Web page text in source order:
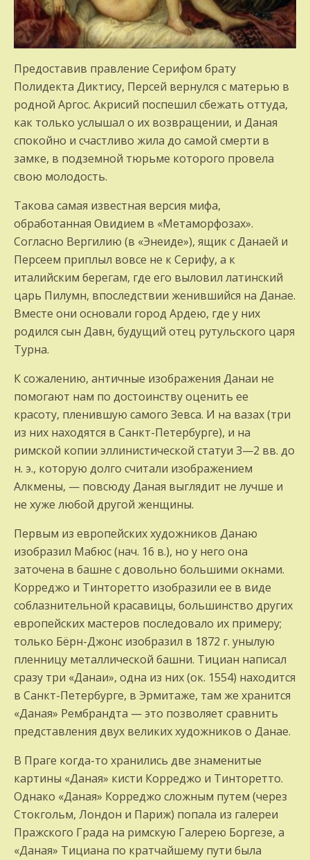
Предоставив правление Серифом брату
Полидекта Диктису, Персей вернулся с матерью в
родной Аргос. Акрисий поспешил сбежать оттуда,
как только услышал о их возвращении, и Даная
спокойно и счастливо жила до самой смерти в
замке, в подземной тюрьме которого провела
свою молодость.
Такова самая известная версия мифа,
обработанная Овидием в «Метаморфозах».
Согласно Вергилию (в «Энеиде»), ящик с Данаей и
Персеем приплыл вовсе не к Серифу, а к
италийским берегам, где его выловил латинский
царь Пилумн, впоследствии женившийся на Данае.
Вместе они основали город Ардею, где у них
родился сын Давн, будущий отец рутульского царя
Турна.
К сожалению, античные изображения Данаи не
помогают нам по достоинству оценить ее
красоту, пленившую самого Зевса. И на вазах (три
из них находятся в Санкт-Петербурге), и на
римской копии эллинистической статуи 3—2 вв. до
н. э., которую долго считали изображением
Алкмены, — повсюду Даная выглядит не лучше и
не хуже любой другой женщины.
Первым из европейских художников Данаю
изобразил Мабюс (нач. 16 в.), но у него она
заточена в башне с довольно большими окнами.
Корреджо и Тинторетто изобразили ее в виде
соблазнительной красавицы, большинство других
европейских мастеров последовало их примеру;
только Бёрн-Джонс изобразил в 1872 г. унылую
пленницу металлической башни. Тициан написал
сразу три «Данаи», одна из них (ок. 1554) находится
в Санкт-Петербурге, в Эрмитаже, там же хранится
«Даная» Рембрандта — это позволяет сравнить
представления двух великих художников о Данае.
В Праге когда-то хранились две знаменитые
картины «Даная» кисти Корреджо и Тинторетто.
Однако «Даная» Корреджо сложным путем (через
Стокгольм, Лондон и Париж) попала из галереи
Пражского Града на римскую Галерею Боргезе, а
«Даная» Тициана по кратчайшему пути была